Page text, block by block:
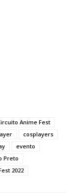
Anime Fest
cosplayers
evento
Preto
2022